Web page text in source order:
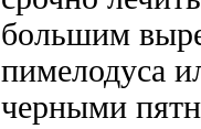
большим
пимелодуса
черными